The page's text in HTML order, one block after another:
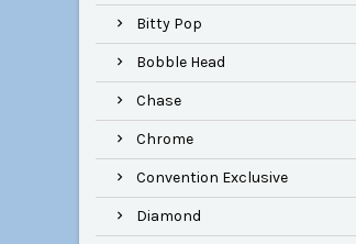
Bitty Pop
Bobble Head
Chase
Chrome
Convention Exclusive
Diamond